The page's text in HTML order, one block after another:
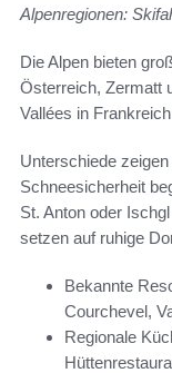
Alpenregionen:
Die Alpen bieten
Österreich, Zermatt
Vallées in
Unterschiede
Schneesicherheit
St. Anton oder
setzen auf ruhige
Bekannte
Courchevel,
Regionale